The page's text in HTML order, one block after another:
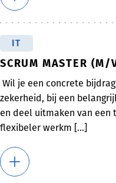
IT
SCRUM MASTER (M/
Wil je een concrete
zekerheid, bij een
en deel uitmaken van
flexibeler werkm [...]